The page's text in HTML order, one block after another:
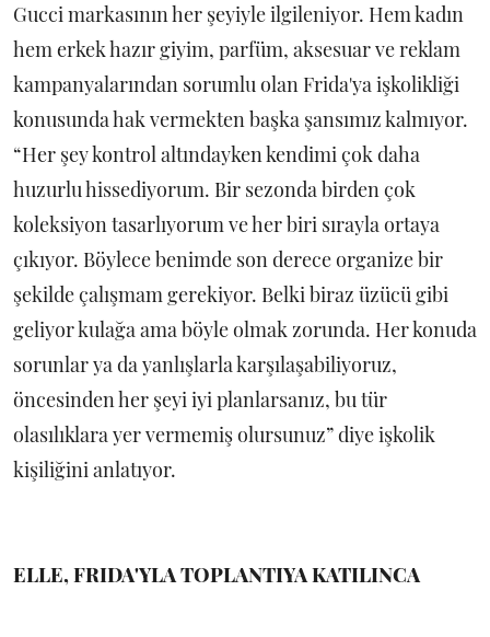
Gucci markasının her şeyiyle ilgileniyor. Hem kadın
hem erkek hazır giyim, parfüm, aksesuar ve reklam
kampanyalarından sorumlu olan Frida'ya işkolikliği
konusunda hak vermekten başka şansımız kalmıyor.
“Her şey kontrol altındayken kendimi çok daha
huzurlu hissediyorum. Bir sezonda birden çok
koleksiyon tasarlıyorum ve her biri sırayla ortaya
çıkıyor. Böylece benimde son derece organize bir
şekilde çalışmam gerekiyor. Belki biraz üzücü gibi
geliyor kulağa ama böyle olmak zorunda. Her konuda
sorunlar ya da yanlışlarla karşılaşabiliyoruz,
öncesinden her şeyi iyi planlarsanız, bu tür
olasılıklara yer vermemiş olursunuz” diye işkolik
kişiliğini anlatıyor.
ELLE, FRIDA'YLA TOPLANTIYA KATILINCA